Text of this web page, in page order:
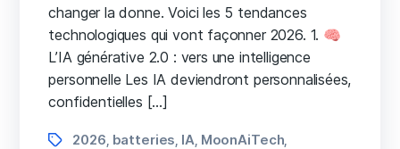
changer la donne. Voici les 5 tendances
technologiques qui vont façonner 2026. 1. 🧠
L’IA générative 2.0 : vers une intelligence
personnelle Les IA deviendront personnalisées,
confidentielles […]
2026 batteries IA MoonAiTech